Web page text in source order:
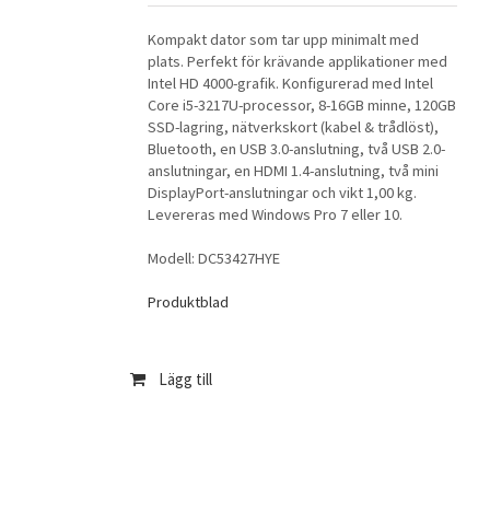
Kompakt dator som tar upp minimalt med
plats. Perfekt för krävande applikationer med
Intel HD 4000-grafik. Konfigurerad med Intel
Core i5-3217U-processor, 8-16GB minne, 120GB
SSD-lagring, nätverkskort (kabel & trådlöst),
Bluetooth, en USB 3.0-anslutning, två USB 2.0-
anslutningar, en HDMI 1.4-anslutning, två mini
DisplayPort-anslutningar och vikt 1,00 kg.
Levereras med Windows Pro 7 eller 10.
Modell: DC53427HYE
Produktblad
Lägg till